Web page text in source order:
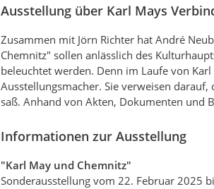
Ausstellung über Karl Mays
Zusammen mit Jörn Richter hat André
Chemnitz" sollen anlässlich des
beleuchtet werden. Denn im Laufe von
Ausstellungsmacher. Sie verweisen
saß. Anhand von Akten, Dokumenten und
Informationen zur Ausstellung
"Karl May und Chemnitz"
Sonderausstellung vom 22. Februar 2025